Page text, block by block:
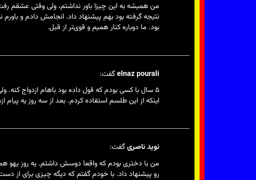
من همیشه به این چیزا باور نداشتم، ولی وقتی عشقم
نتیجه گرفته بود بهم پیشنهاد داد. انجامش دادم و
بود. ما دوباره کنار همیم و قوی‌تر از قبل.
elnaz pouraliگفت:
۵ سال با کسی بودم که قول داده بود باهام ازدواج
اینکه از این طلسم استفاده کردم. بعد از سه روز یه
نوید ناصریگفت:
من با دختری بودم که واقعا دوسش داشتم. یه روز یهو
رو پیشنهاد داد. با خودم گفتم که دیگه چیزی برای از